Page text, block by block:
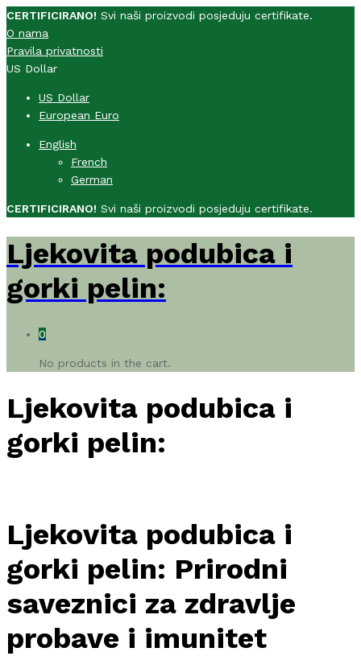
CERTIFICIRANO! Svi naši proizvodi posjeduju certifikate.
O nama
Pravila privatnosti
US Dollar
US Dollar
European Euro
English
French
German
CERTIFICIRANO! Svi naši proizvodi posjeduju certifikate.
Ljekovita podubica i
gorki pelin:
0
No products in the cart.
Ljekovita podubica i
gorki pelin:
Ljekovita podubica i
gorki pelin: Prirodni
saveznici za zdravlje
probave i imunitet